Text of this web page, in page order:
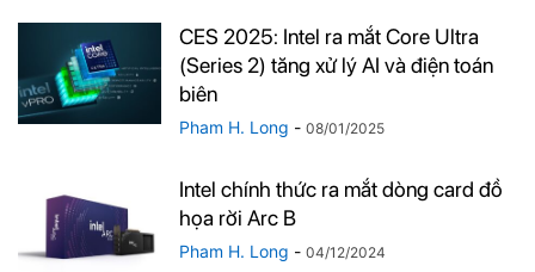
CES 2025: Intel ra mắt Core Ultra
(Series 2) tăng xử lý AI và điện toán
biên
Pham H. Long - 08/01/2025
Intel chính thức ra mắt dòng card đồ
họa rời Arc B
Pham H. Long - 04/12/2024